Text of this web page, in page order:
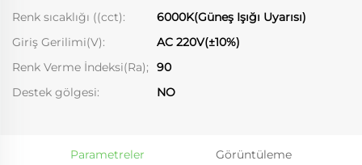
Renk sıcaklığı ((cct):
6000K(Güneş Işığı Uyarısı)
Giriş Gerilimi(V):
AC 220V(±10%)
Renk Verme İndeksi(Ra);
90
Destek gölgesi:
NO
Parametreler Görüntüleme